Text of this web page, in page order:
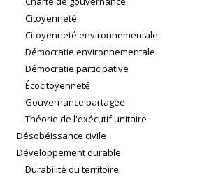
Citoyenneté
Citoyenneté environnementale
Démocratie environnementale
Démocratie participative
Écocitoyenneté
Gouvernance partagée
Théorie de l'exécutif unitaire
Désobéissance civile
Développement durable
Durabilité du territoire